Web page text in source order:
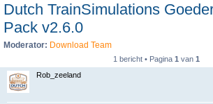
Dutch TrainSimulations
Pack v2.6.0
Moderator: Download Team
1 bericht • Pagina 1 van 1
Rob_zeeland